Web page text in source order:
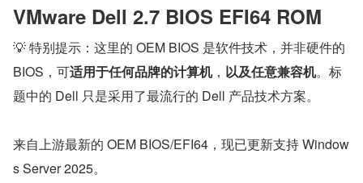
VMware Dell 2.7 BIOS EFI64 ROM
💡 特别提示：这里的 OEM BIOS 是软件技术，并非硬件的
BIOS，可适用于任何品牌的计算机， 以及任意兼容机。标
题中的 Dell 只是采用了最流行的 Dell 产品技术方案。
来自上游最新的 OEM BIOS/EFI64，现已更新支持 Window
s Server 2025。